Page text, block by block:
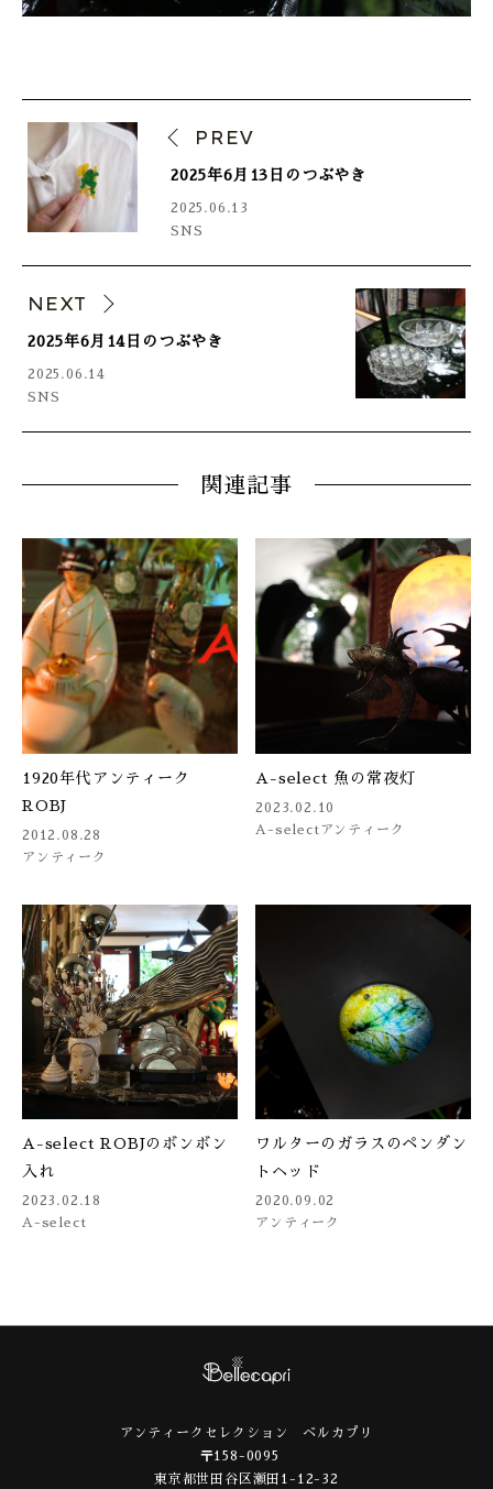
PREV
2025年6月13日のつぶやき
2025.06.13
SNS
NEXT
2025年6月14日のつぶやき
2025.06.14
SNS
関連記事
1920年代アンティーク
ROBJ
2012.08.28
アンティーク
A-select 魚の常夜灯
2023.02.10
A-select アンティーク
A-select ROBJのボンボン
入れ
2023.02.18
A-select
ワルターのガラスのペンダン
トヘッド
2020.09.02
アンティーク
アンティークセレクション ベルカプリ
〒158-0095
東京都世田谷区瀬田1-12-32